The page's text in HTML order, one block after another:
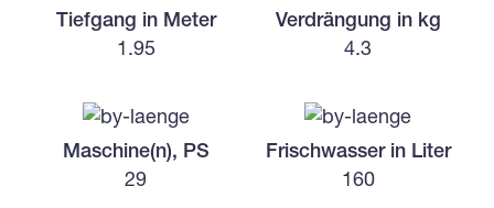
Tiefgang in Meter
1.95
Verdrängung in kg
4.3
Maschine(n), PS
29
Frischwasser in Liter
160